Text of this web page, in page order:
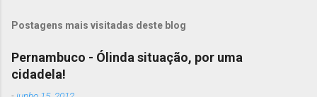
u
c
o
m
e
Postagens mais visitadas deste blog
Pernambuco - Ólinda situação, por uma
cidadela!